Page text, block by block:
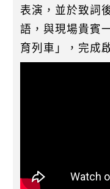
表演，並於致詞
語，與現場貴賓
育列車」，完成